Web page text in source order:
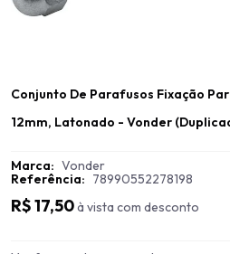
Conjunto De Parafusos Fixação
12mm, Latonado - Vonder
Marca: Vonder
Referência: 78990552278198
R$ 17,50à vista com desconto